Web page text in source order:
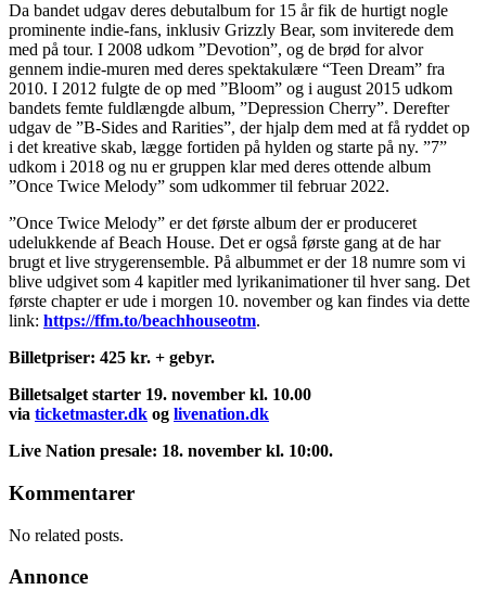
Da bandet udgav deres debutalbum for 15 år fik de hurtigt nogle
prominente indie-fans, inklusiv Grizzly Bear, som inviterede dem
med på tour. I 2008 udkom ”Devotion”, og de brød for alvor
gennem indie-muren med deres spektakulære “Teen Dream” fra
2010. I 2012 fulgte de op med ”Bloom” og i august 2015 udkom
bandets femte fuldlængde album, ”Depression Cherry”. Derefter
udgav de ”B-Sides and Rarities”, der hjalp dem med at få ryddet op
i det kreative skab, lægge fortiden på hylden og starte på ny. ”7”
udkom i 2018 og nu er gruppen klar med deres ottende album
”Once Twice Melody” som udkommer til februar 2022.
”Once Twice Melody” er det første album der er produceret
udelukkende af Beach House. Det er også første gang at de har
brugt et live strygerensemble. På albummet er der 18 numre som vi
blive udgivet som 4 kapitler med lyrikanimationer til hver sang. Det
første chapter er ude i morgen 10. november og kan findes via dette
link: https://ffm.to/beachhouseotm.
Billetpriser: 425 kr. + gebyr.
Billetsalget starter 19. november kl. 10.00
via ticketmaster.dk og livenation.dk
Live Nation presale: 18. november kl. 10:00.
Kommentarer
No related posts.
Annonce